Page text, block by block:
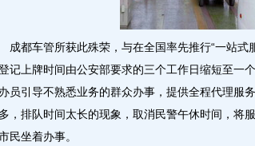
都车管所获此殊荣，与在全国率先推行“一站式
记上牌时间由公安部要求的三个工作日缩短至一
员引导不熟悉业务的群众办事，提供全程代理服
，排队时间太长的现象，取消民警午休时间，将
民坐着办事。